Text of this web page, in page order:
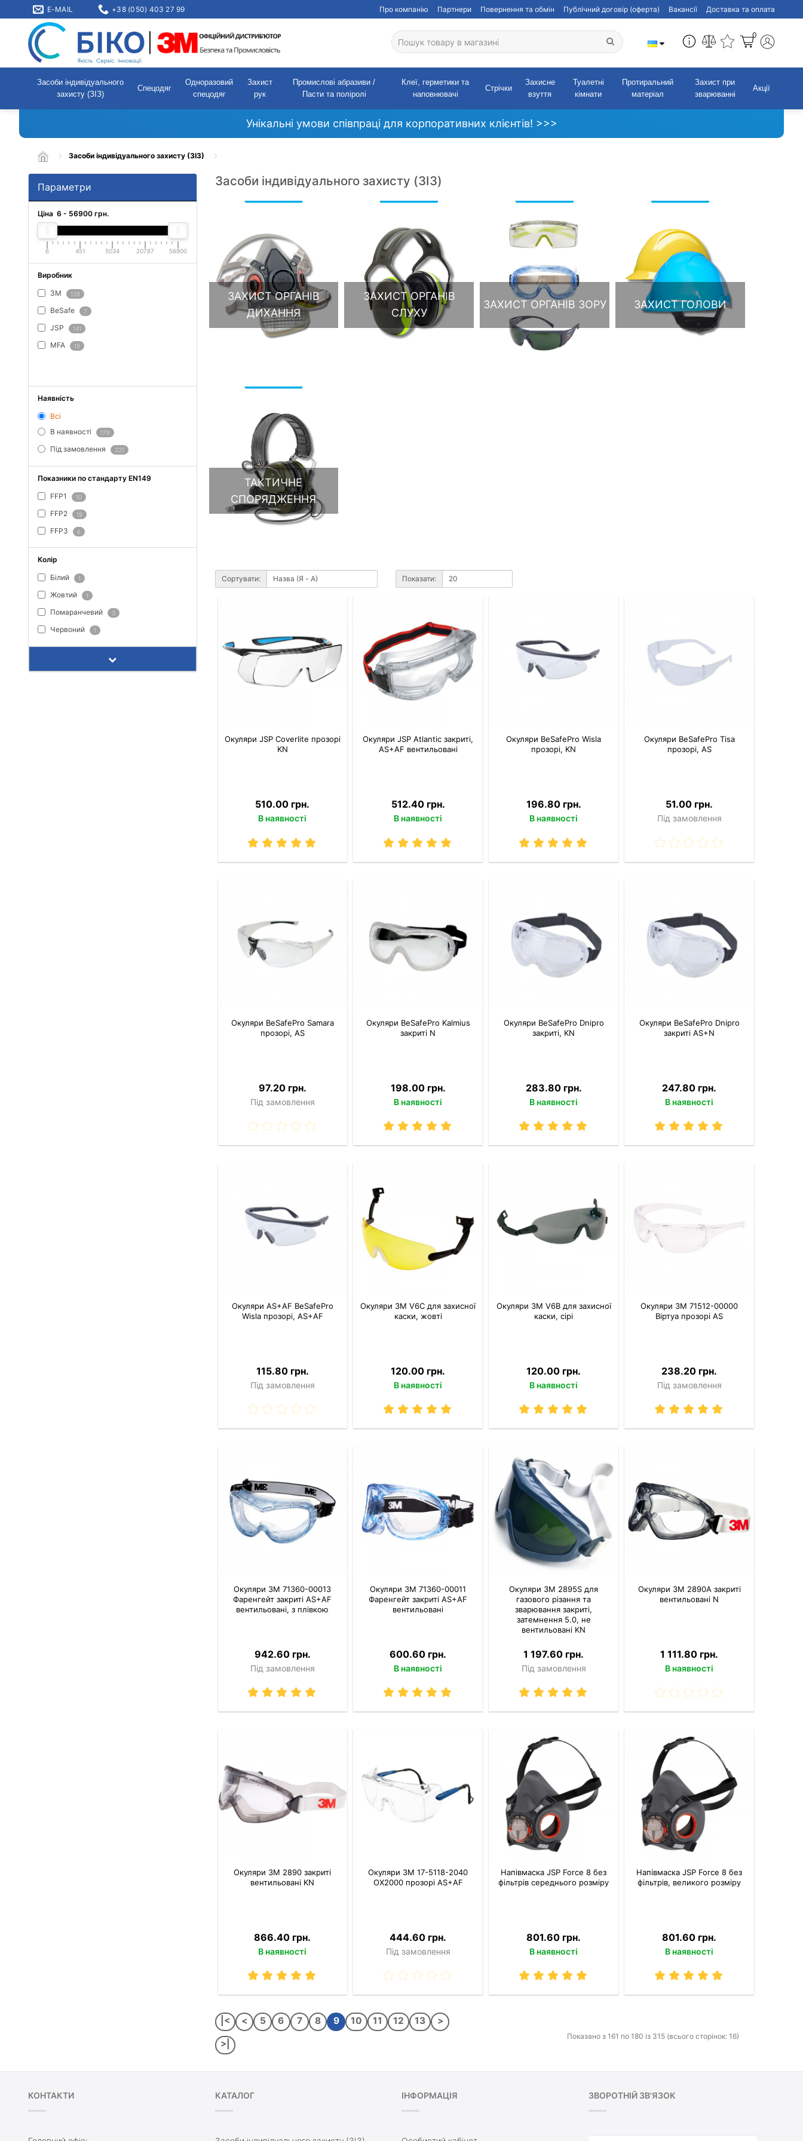
E-MAIL +38 (050) 403 27 99 Про компанію Партнери Повернення та обмін Публічний договір (оферта) Вакансії Доставка та оплата
0
Засоби індивідуального
захисту (ЗІЗ)
Спецодяг
Одноразовий
спецодяг
Захист
рук
Промислові абразиви /
Пасти та поліролі
Клеї, герметики та
наповнювачі
Стрічки
Захисне
взуття
Туалетні
кімнати
Протиральний
матеріал
Захист при
зварюванні
Акції
Унікальні умови співпраці для корпоративних клієнтів! >>>
Засоби індивідуального захисту (ЗІЗ)
Параметри
Ціна 6 - 56900 грн.
6 451 5034 20787 56900
Виробник
3M 139
BeSafe 7
JSP 141
MFA 19
Наявність
Всі
В наявності
179
Під замовлення 221
Показники по стандарту EN149
FFP1 10
FFP2 19
FFP3 6
Колір
Білий 1
Жовтий 1
Помаранчевий 3
Червоний 1
Засоби індивідуального захисту (ЗІЗ)
ЗАХИСТ ОРГАНІВ
ДИХАННЯ
ЗАХИСТ ОРГАНІВ
СЛУХУ
ЗАХИСТ ОРГАНІВ ЗОРУ ЗАХИСТ ГОЛОВИ
ТАКТИЧНЕ
СПОРЯДЖЕННЯ
Сортувати: Показати:
Окуляри JSP Coverlite прозорі
KN
510.00 грн.
В наявності
Окуляри JSP Atlantic закриті,
AS+AF вентильовані
512.40 грн.
В наявності
Окуляри BeSafePro Wisla
прозорі, KN
196.80 грн.
В наявності
Окуляри BeSafePro Tisa
прозорі, AS
51.00 грн.
Під замовлення
Окуляри BeSafePro Samara
прозорі, AS
97.20 грн.
Під замовлення
Окуляри BeSafePro Kalmius
закриті N
198.00 грн.
В наявності
Окуляри BeSafePro Dnipro
закриті, KN
283.80 грн.
В наявності
Окуляри BeSafePro Dnipro
закриті AS+N
247.80 грн.
В наявності
Окуляри AS+AF BeSafePro
Wisla прозорі, AS+AF
115.80 грн.
Під замовлення
Окуляри 3M V6C для захисної
каски, жовті
120.00 грн.
В наявності
Окуляри 3M V6B для захисної
каски, сірі
120.00 грн.
В наявності
Окуляри 3M 71512-00000
Віртуа прозорі AS
238.20 грн.
Під замовлення
Окуляри 3M 71360-00013
Фаренгейт закриті AS+AF
вентильовані, з плівкою
942.60 грн.
Під замовлення
Окуляри 3M 71360-00011
Фаренгейт закриті AS+AF
вентильовані
600.60 грн.
В наявності
Окуляри 3M 2895S для
газового різання та
зварювання закриті,
затемнення 5.0, не
вентильовані KN
1 197.60 грн.
Під замовлення
Окуляри 3M 2890A закриті
вентильовані N
1 111.80 грн.
В наявності
Окуляри 3M 2890 закриті
вентильовані KN
866.40 грн.
В наявності
Окуляри 3M 17-5118-2040
OX2000 прозорі AS+AF
444.60 грн.
Під замовлення
Напівмаска JSP Force 8 без
фільтрів середнього розміру
801.60 грн.
В наявності
Напівмаска JSP Force 8 без
фільтрів, великого розміру
801.60 грн.
В наявності
|< < 5 6 7 8 9 10 11 12 13 >
>|
Показано з 161 по 180 із 315 (всього сторінок: 16)
КОНТАКТИ КАТАЛОГ ІНФОРМАЦІЯ ЗВОРОТНІЙ ЗВ'ЯЗОК